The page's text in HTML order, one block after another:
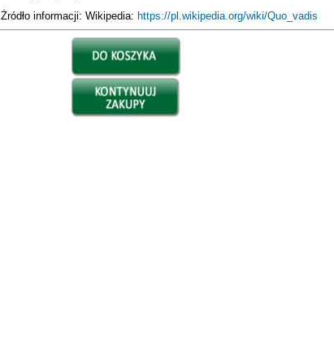
Żródło informacji: Wikipedia: https://pl.wikipedia.org/wiki/Quo_vadis